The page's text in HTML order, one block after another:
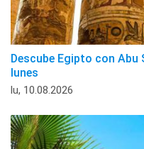
Descube Egipto con Abu
lunes
lu, 10.08.2026